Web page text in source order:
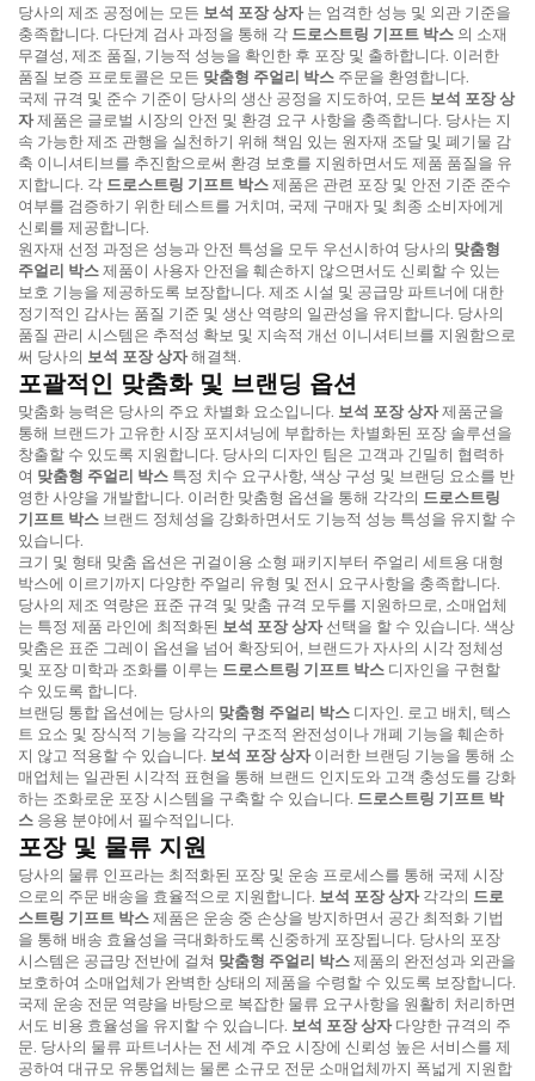
당사의 제조 공정에는 모든 보석 포장 상자는 엄격한 성능 및 외관 기준을
충족합니다. 다단계 검사 과정을 통해 각 드로스트링 기프트 박스 의 소재
무결성, 제조 품질, 기능적 성능을 확인한 후 포장 및 출하합니다. 이러한
품질 보증 프로토콜은 모든 맞춤형 주얼리 박스 주문을 환영합니다.
국제 규격 및 준수 기준이 당사의 생산 공정을 지도하여, 모든 보석 포장 상
자제품은 글로벌 시장의 안전 및 환경 요구 사항을 충족합니다. 당사는 지
속 가능한 제조 관행을 실천하기 위해 책임 있는 원자재 조달 및 폐기물 감
축 이니셔티브를 추진함으로써 환경 보호를 지원하면서도 제품 품질을 유
지합니다. 각 드로스트링 기프트 박스제품은 관련 포장 및 안전 기준 준수
여부를 검증하기 위한 테스트를 거치며, 국제 구매자 및 최종 소비자에게
신뢰를 제공합니다.
원자재 선정 과정은 성능과 안전 특성을 모두 우선시하여 당사의 맞춤형
주얼리 박스제품이 사용자 안전을 훼손하지 않으면서도 신뢰할 수 있는
보호 기능을 제공하도록 보장합니다. 제조 시설 및 공급망 파트너에 대한
정기적인 감사는 품질 기준 및 생산 역량의 일관성을 유지합니다. 당사의
품질 관리 시스템은 추적성 확보 및 지속적 개선 이니셔티브를 지원함으로
써 당사의 보석 포장 상자해결책.
포괄적인 맞춤화 및 브랜딩 옵션
맞춤화 능력은 당사의 주요 차별화 요소입니다. 보석 포장 상자제품군을
통해 브랜드가 고유한 시장 포지셔닝에 부합하는 차별화된 포장 솔루션을
창출할 수 있도록 지원합니다. 당사의 디자인 팀은 고객과 긴밀히 협력하
여 맞춤형 주얼리 박스 특정 치수 요구사항, 색상 구성 및 브랜딩 요소를 반
영한 사양을 개발합니다. 이러한 맞춤형 옵션을 통해 각각의 드로스트링
기프트 박스 브랜드 정체성을 강화하면서도 기능적 성능 특성을 유지할 수
있습니다.
크기 및 형태 맞춤 옵션은 귀걸이용 소형 패키지부터 주얼리 세트용 대형
박스에 이르기까지 다양한 주얼리 유형 및 전시 요구사항을 충족합니다.
당사의 제조 역량은 표준 규격 및 맞춤 규격 모두를 지원하므로, 소매업체
는 특정 제품 라인에 최적화된 보석 포장 상자선택을 할 수 있습니다. 색상
맞춤은 표준 그레이 옵션을 넘어 확장되어, 브랜드가 자사의 시각 정체성
및 포장 미학과 조화를 이루는 드로스트링 기프트 박스 디자인을 구현할
수 있도록 합니다.
브랜딩 통합 옵션에는 당사의 맞춤형 주얼리 박스 디자인. 로고 배치, 텍스
트 요소 및 장식적 기능을 각각의 구조적 완전성이나 개폐 기능을 훼손하
지 않고 적용할 수 있습니다. 보석 포장 상자이러한 브랜딩 기능을 통해 소
매업체는 일관된 시각적 표현을 통해 브랜드 인지도와 고객 충성도를 강화
하는 조화로운 포장 시스템을 구축할 수 있습니다. 드로스트링 기프트 박
스 응용 분야에서 필수적입니다.
포장 및 물류 지원
당사의 물류 인프라는 최적화된 포장 및 운송 프로세스를 통해 국제 시장
으로의 주문 배송을 효율적으로 지원합니다. 보석 포장 상자각각의 드로
스트링 기프트 박스제품은 운송 중 손상을 방지하면서 공간 최적화 기법
을 통해 배송 효율성을 극대화하도록 신중하게 포장됩니다. 당사의 포장
시스템은 공급망 전반에 걸쳐 맞춤형 주얼리 박스제품의 완전성과 외관을
보호하여 소매업체가 완벽한 상태의 제품을 수령할 수 있도록 보장합니다.
국제 운송 전문 역량을 바탕으로 복잡한 물류 요구사항을 원활히 처리하면
서도 비용 효율성을 유지할 수 있습니다. 보석 포장 상자다양한 규격의 주
문. 당사의 물류 파트너사는 전 세계 주요 시장에 신뢰성 높은 서비스를 제
공하여 대규모 유통업체는 물론 소규모 전문 소매업체까지 폭넓게 지원합